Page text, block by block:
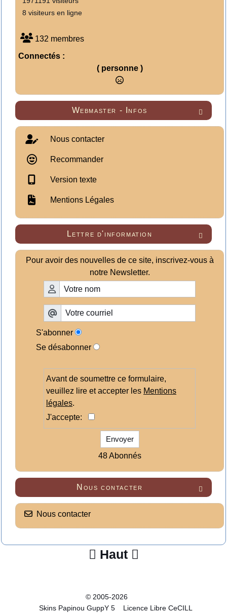
8 visiteurs en ligne
132 membres
Connectés :
( personne )

Webmaster - Infos
Nous contacter
Recommander
Version texte
Mentions Légales

Lettre d'information
Pour avoir des nouvelles de ce site, inscrivez-vous à
notre Newsletter.
S'abonner
Se désabonner
Avant de soumettre ce formulaire,
veuillez lire et accepter les Mentions
légales.
J'accepte:
Envoyer
48 Abonnés

Nous contacter
Nous contacter
 Haut 
© 2005-2026
Skins Papinou GuppY 5
Licence Libre CeCILL